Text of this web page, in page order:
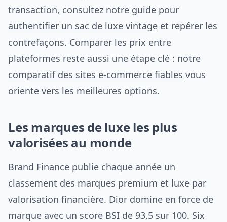
transaction, consultez notre guide pour
authentifier un sac de luxe vintage et repérer les
contrefaçons. Comparer les prix entre
plateformes reste aussi une étape clé : notre
comparatif des sites e-commerce fiables vous
oriente vers les meilleures options.
Les marques de luxe les plus
valorisées au monde
Brand Finance publie chaque année un
classement des marques premium et luxe par
valorisation financière. Dior domine en force de
marque avec un score BSI de 93,5 sur 100. Six